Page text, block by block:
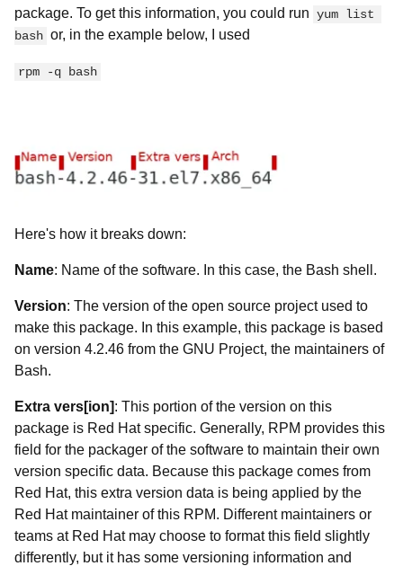
package. To get this information, you could run yum list
bash or, in the example below, I used
rpm -q bash
Here's how it breaks down:
Name: Name of the software. In this case, the Bash shell.
Version: The version of the open source project used to
make this package. In this example, this package is based
on version 4.2.46 from the GNU Project, the maintainers of
Bash.
Extra vers[ion]: This portion of the version on this
package is Red Hat specific. Generally, RPM provides this
field for the packager of the software to maintain their own
version specific data. Because this package comes from
Red Hat, this extra version data is being applied by the
Red Hat maintainer of this RPM. Different maintainers or
teams at Red Hat may choose to format this field slightly
differently, but it has some versioning information and